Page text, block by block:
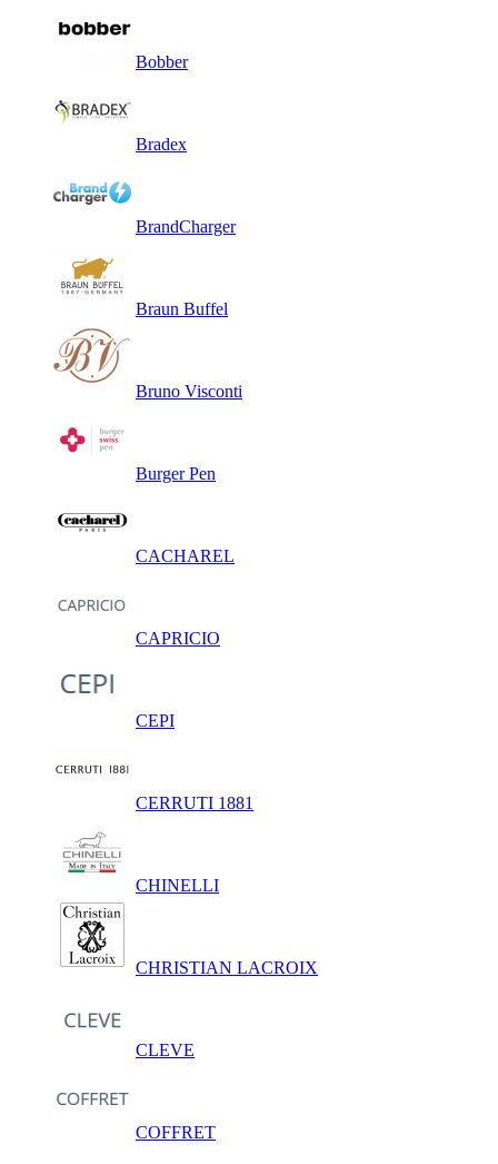
Bobber
Bradex
BrandCharger
Braun Buffel
Bruno Visconti
Burger Pen
CACHAREL
CAPRICIO
CEPI
CERRUTI 1881
CHINELLI
CHRISTIAN LACROIX
CLEVE
COFFRET